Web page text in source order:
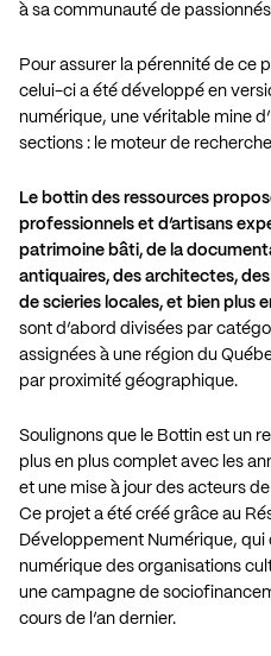
à sa communauté de
Pour assurer la pérennité de ce
celui-ci a été développé en
numérique, une véritable mine
sections : le moteur de
Le bottin des ressources
professionnels et d’artisans
patrimoine bâti, de la
antiquaires, des architectes,
de scieries locales, et bien plus
sont d’abord divisées par
assignées à une région du
par proximité géographique.
Soulignons que le Bottin est un
plus en plus complet avec les
et une mise à jour des acteurs
Ce projet a été créé grâce au
Développement Numérique,
numérique des organisations
une campagne de
cours de l’an dernier.